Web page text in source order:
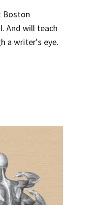
Boston
And will teach
a writer's eye.